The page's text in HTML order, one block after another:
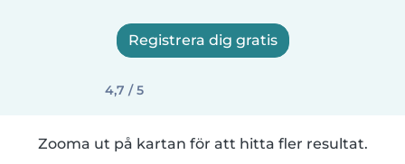
Registrera dig gratis
4,7 / 5
Zooma ut på kartan för att hitta fler resultat.